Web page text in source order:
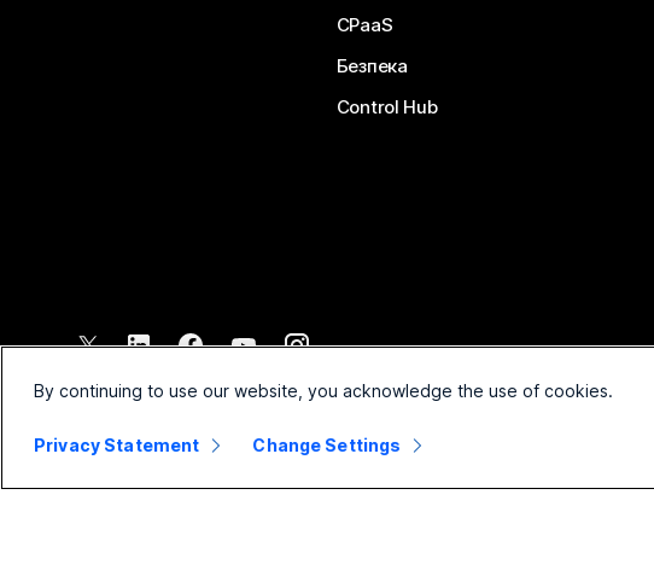
CPaaS
Безпека
Control Hub
2026 Cisco і (або) афілійовані компанії. Усі права захищено.
By continuing to use our website, you acknowledge the use of cookies.
Privacy Statement Change Settings